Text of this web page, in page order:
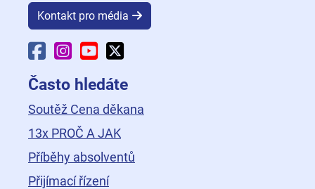
Kontakt pro média
Facebook Fakulty dopravní
Instagram Fakulty dopravní
YouTube Fakulty dopravní
Často hledáte
Soutěž Cena děkana
13x PROČ A JAK
Příběhy absolventů
Přijímací řízení